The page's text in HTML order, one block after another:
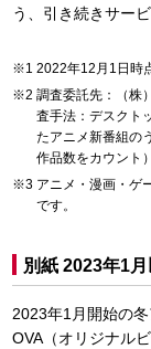
う、引き続きサー
2022年12月1日時
調査委託先：（株
査手法：デスクト
たアニメ新番組の
作品数をカウント）
アニメ・漫画・ゲ
です。
別紙 2023年1
2023年1月開始の
OVA（オリジナル